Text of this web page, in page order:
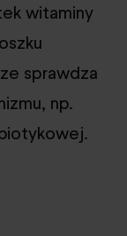
witaminy
sprawdza
np.